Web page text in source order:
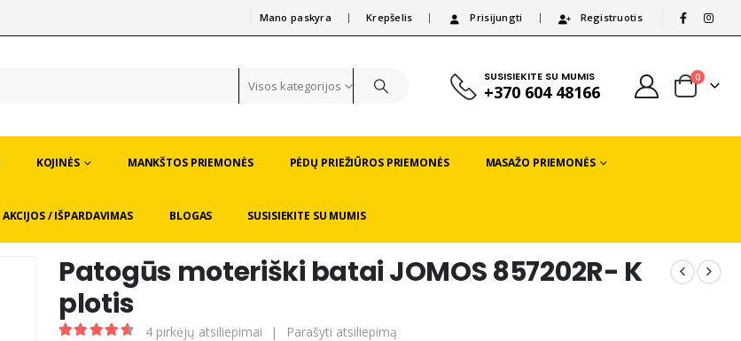
Mano paskyra Krepšelis Prisijungti Registruotis
Visos kategorijos
SUSISIEKITE SU MUMIS
+370 604 48166
0
KOJINĖS MANKŠTOS PRIEMONĖS PĖDŲ PRIEŽIŪROS PRIEMONĖS MASAŽO PRIEMONĖS
AKCIJOS / IŠPARDAVIMAS BLOGAS SUSISIEKITE SU MUMIS
Patogūs moteriški batai JOMOS 857202R- K
plotis
4pirkėjų atsiliepimai | Parašyti atsiliepimą